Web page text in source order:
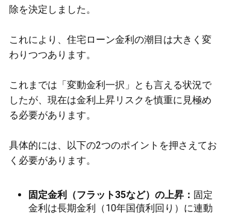
除を決定しました。
これにより、住宅ローン金利の潮目は大きく変
わりつつあります。
これまでは「変動金利一択」とも言える状況で
したが、現在は金利上昇リスクを慎重に見極め
る必要があります。
具体的には、以下の2つのポイントを押さえてお
く必要があります。
固定金利（フラット35など）の上昇： 固定
金利は長期金利（10年国債利回り）に連動